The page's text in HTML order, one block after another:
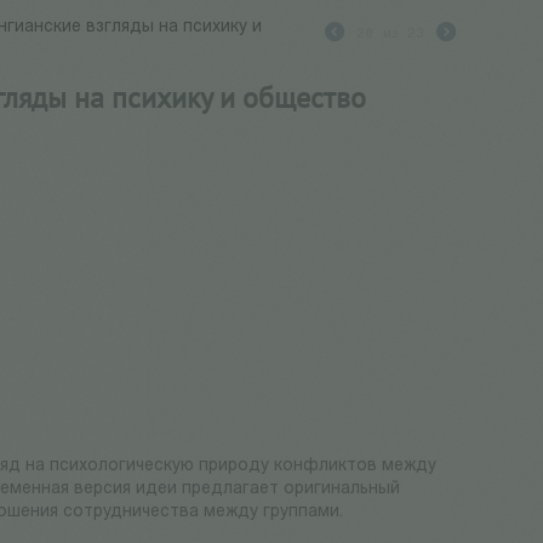
взгляды на психику и
на психику и общество
на психологическую природу конфликтов между
версия идеи предлагает оригинальный
сотрудничества между группами.